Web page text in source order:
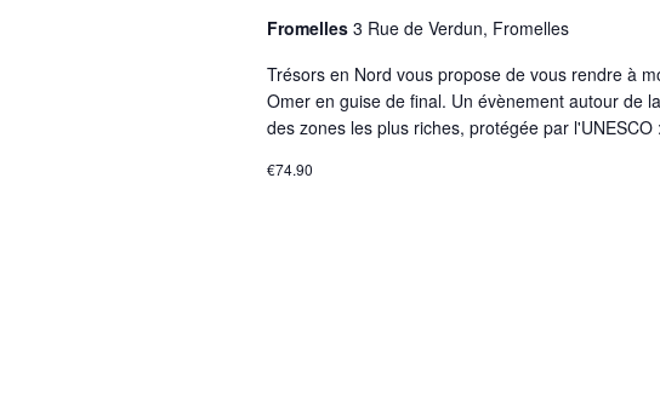
Fromelles 3 Rue de Verdun, Fromelles
Trésors en Nord vous propose de vous rendre à
Omer en guise de final. Un évènement autour de
des zones les plus riches, protégée par
€74.90